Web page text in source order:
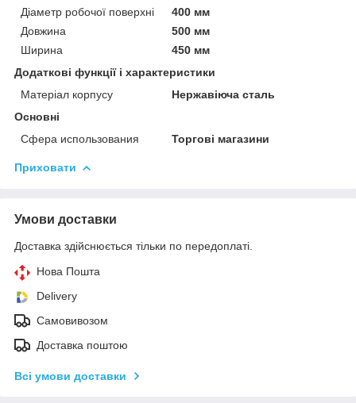
Діаметр робочої поверхні
400 мм
Довжина
500 мм
Ширина
450 мм
Додаткові функції і характеристики
Матеріал корпусу
Нержавіюча сталь
Основні
Сфера использования
Торгові магазини
Приховати
Умови доставки
Доставка здійснюється тільки по передоплаті.
Нова Пошта
Delivery
Самовивозом
Доставка поштою
Всі умови доставки